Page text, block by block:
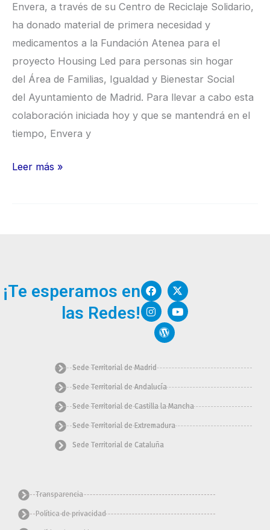
Envera, a través de su Centro de Reciclaje Solidario,
ha donado material de primera necesidad y
medicamentos a la Fundación Atenea para el
proyecto Housing Led para personas sin hogar
del Área de Familias, Igualdad y Bienestar Social
del Ayuntamiento de Madrid. Para llevar a cabo esta
colaboración iniciada hoy y que se mantendrá en el
tiempo, Envera y
Leer más »
¡Te esperamos en
las Redes!
F
a
c
e
b
o
X
-
t
w
i
r
I
n
s
t
a
g
m
Y
o
u
t
u
W
o
d
p
r
e
s
Sede Territorial de Madrid
Sede Territorial de Andalucía
Sede Territorial de Castilla la Mancha
Sede Territorial de Extremadura
Sede Territorial de Cataluña
Transparencia
Política de privacidad